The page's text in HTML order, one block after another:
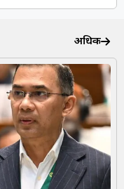
अधिक